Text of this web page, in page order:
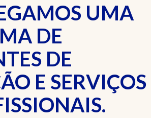
UMA
DE
DE
E SERVIÇOS